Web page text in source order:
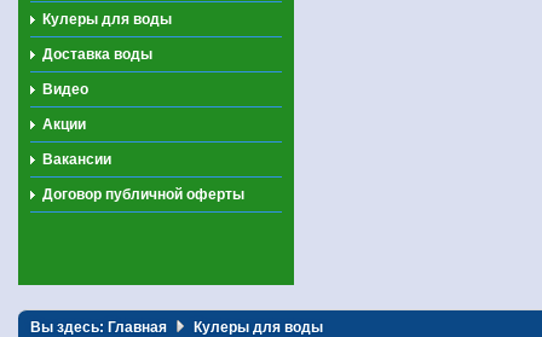
Кулеры для воды
Доставка воды
Видео
Акции
Вакансии
Договор публичной оферты
Вы здесь: Главная
Кулеры для воды